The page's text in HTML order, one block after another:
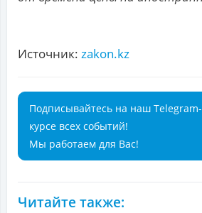
Источник: zakon.kz
Подписывайтесь на наш
курсе всех событий!
Мы работаем для Вас!
Читайте также: